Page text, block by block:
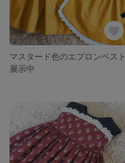
マスタード色のエプロンベスト
展示中